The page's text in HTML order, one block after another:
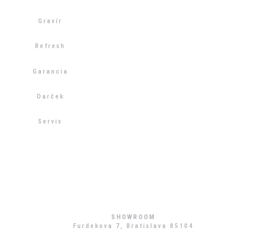
Gravír
Refresh
Garancia
Darček
Servis
SHOWROOM
Furdekova 7, Bratislava 85104